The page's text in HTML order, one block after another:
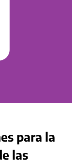
para la
las